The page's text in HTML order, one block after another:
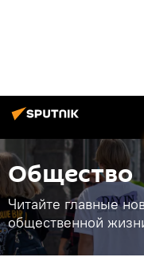
Общество
Читайте главные
общественной